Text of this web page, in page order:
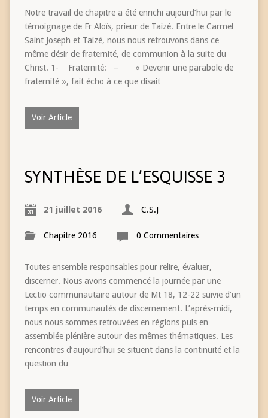
Notre travail de chapitre a été enrichi aujourd’hui par le
témoignage de Fr Aloïs, prieur de Taizé. Entre le Carmel
Saint Joseph et Taizé, nous nous retrouvons dans ce
même désir de fraternité, de communion à la suite du
Christ. 1- Fraternité: – « Devenir une parabole de
fraternité », fait écho à ce que disait…
Voir Article
SYNTHÈSE DE L’ESQUISSE 3
21 juillet 2016 C.S.J
Chapitre 2016 0 Commentaires
Toutes ensemble responsables pour relire, évaluer,
discerner. Nous avons commencé la journée par une
Lectio communautaire autour de Mt 18, 12-22 suivie d’un
temps en communautés de discernement. L’après-midi,
nous nous sommes retrouvées en régions puis en
assemblée plénière autour des mêmes thématiques. Les
rencontres d’aujourd’hui se situent dans la continuité et la
question du…
Voir Article